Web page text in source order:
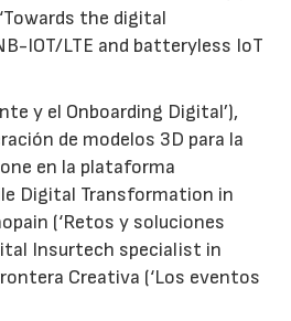
the digital
IOT/LTE and batteryless IoT
y el Onboarding Digital’),
de modelos 3D para la
en la plataforma
Digital Transformation in
(‘Retos y soluciones
Insurtech specialist in
Creativa (‘Los eventos